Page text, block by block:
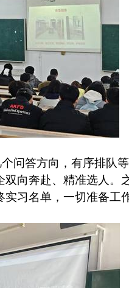
问答方向，有序排队
向奔赴、精准选人。
习名单，一切准备工